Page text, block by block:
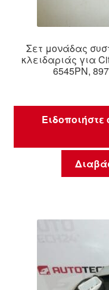
Σετ μονάδας
κλειδαριάς για
6545PN,
Ειδοποιήστε